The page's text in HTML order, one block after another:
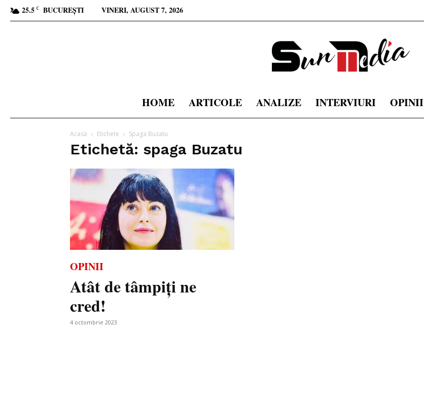
25.5 C BUCUREȘTI VINERI, AUGUST 7, 2026
sunmedia.ro
HOME ARTICOLE ANALIZE INTERVIURI OPINII
Acasă Etichete Spaga Buzatu
Etichetă: spaga Buzatu
OPINII
Atât de tâmpiți ne
cred!
4 octombrie 2023